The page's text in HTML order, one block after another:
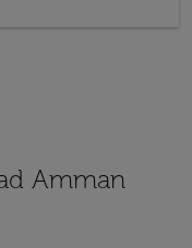
Amman